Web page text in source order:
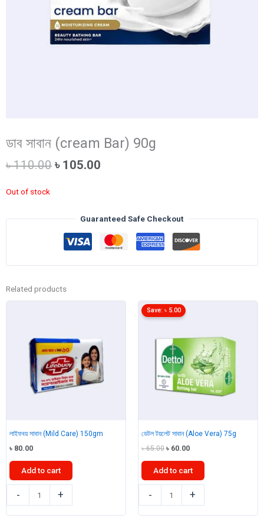
ডাব সাবান (cream Bar) 90g
৳110.00 Original
৳ 105.00
Out of stock
Guaranteed Safe Checkout
Related products
লাইফবয় সাবান (Mild Care) 150gm
৳ 80.00
Add to cart
-
সাবান
(Mild
+
ডেটল টয়লেট সাবান (Aloe Vera) 75g
৳65.00 Original
was:
৳ 60.00Current
is:
৳ 60.00.
Save: ৳ 5.00
Add to cart
-
টয়লেট
সাবান
+